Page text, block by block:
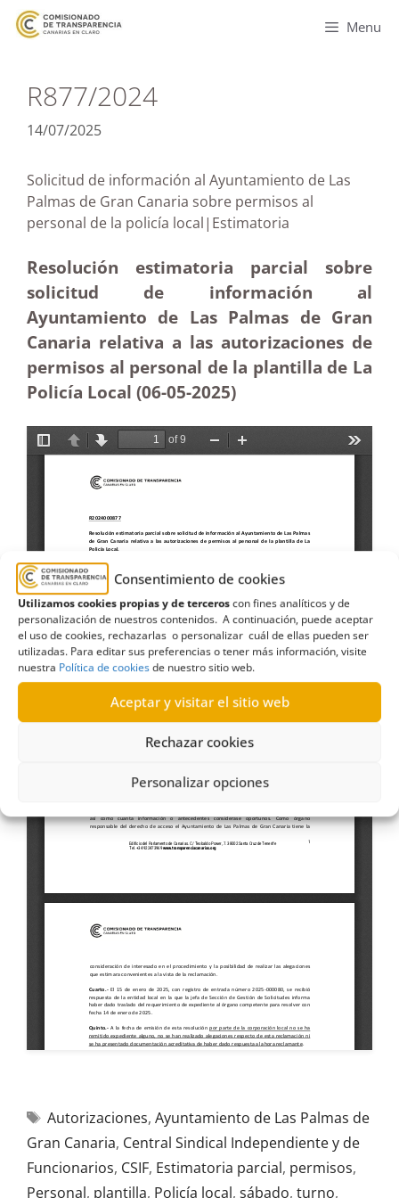
Consentimiento de cookies
Utilizamos cookies propias y de terceroscon fines analíticos y de
personalización de nuestros contenidos. A continuación, puede aceptar
el uso de cookies, rechazarlas o personalizar cuál de ellas pueden ser
utilizadas. Para editar sus preferencias o tener más información, visite
nuestra Política de cookiesde nuestro sitio web.
Aceptar y visitar el sitio web
Rechazar cookies
Personalizar opciones
Menu
R877/2024
14/07/2025
Solicitud de información al Ayuntamiento de Las
Palmas de Gran Canaria sobre permisos al
personal de la policía local|Estimatoria
Resolución estimatoria parcial sobre
solicitud de información al
Ayuntamiento de Las Palmas de Gran
Canaria relativa a las autorizaciones de
permisos al personal de la plantilla de La
Policía Local (06-05-2025)
Autorizaciones, Ayuntamiento de Las Palmas de
Gran Canaria, Central Sindical Independiente y de
Funcionarios, CSIF, Estimatoria parcial, permisos,
Personal, plantilla, Policía local, sábado, turno,